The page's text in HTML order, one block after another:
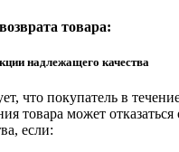
товара:
надлежащего качества
что покупатель в
товара может отказаться
если: